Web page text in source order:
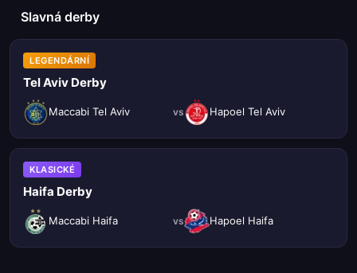
Slavná derby
LEGENDÁRNÍ
Tel Aviv Derby
Maccabi Tel Aviv vs Hapoel Tel Aviv
KLASICKÉ
Haifa Derby
Maccabi Haifa vs Hapoel Haifa